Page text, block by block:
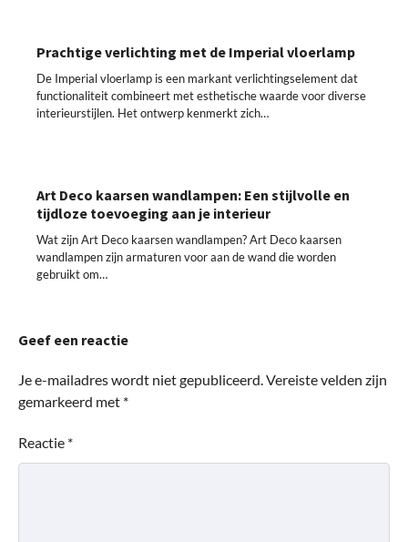
Prachtige verlichting met de Imperial vloerlamp
De Imperial vloerlamp is een markant verlichtingselement dat
functionaliteit combineert met esthetische waarde voor diverse
interieurstijlen. Het ontwerp kenmerkt zich…
Art Deco kaarsen wandlampen: Een stijlvolle en
tijdloze toevoeging aan je interieur
Wat zijn Art Deco kaarsen wandlampen? Art Deco kaarsen
wandlampen zijn armaturen voor aan de wand die worden
gebruikt om…
Geef een reactie
Je e-mailadres wordt niet gepubliceerd.Vereiste velden zijn
gemarkeerd met *
Reactie *